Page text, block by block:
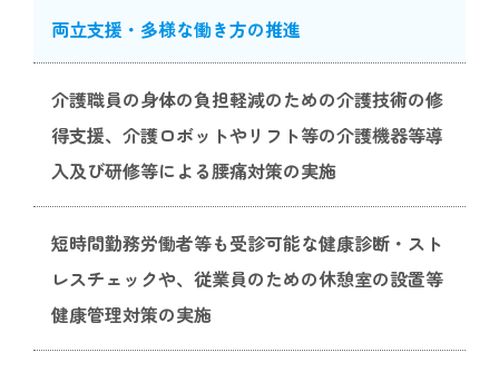
両立支援・多様な働き方の推進
介護職員の身体の負担軽減のための介護技術の修
得支援、介護ロボットやリフト等の介護機器等導
入及び研修等による腰痛対策の実施
短時間勤務労働者等も受診可能な健康診断・スト
レスチェックや、従業員のための休憩室の設置等
健康管理対策の実施